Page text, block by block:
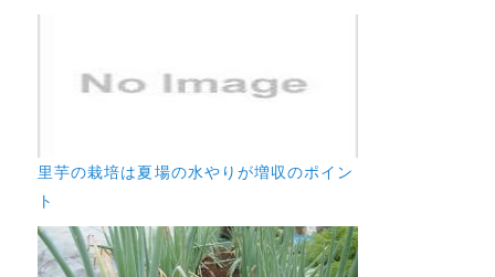
里芋の栽培は夏場の水やりが増収のポイン
ト